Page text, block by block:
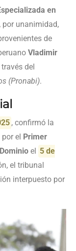
en
por unanimidad,
de
Vladimir
del
(Pronabi).
, confirmó la
el Primer
el
5 de
el tribunal
interpuesto por